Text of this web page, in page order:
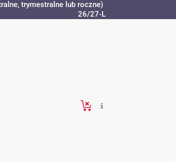
trymestralne lub roczne)
26/27-L